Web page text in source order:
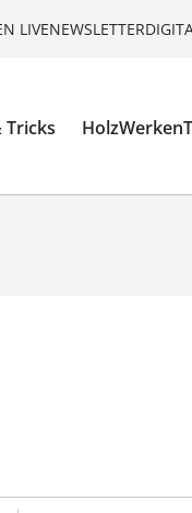
LIVENEWSLETTER
Tricks